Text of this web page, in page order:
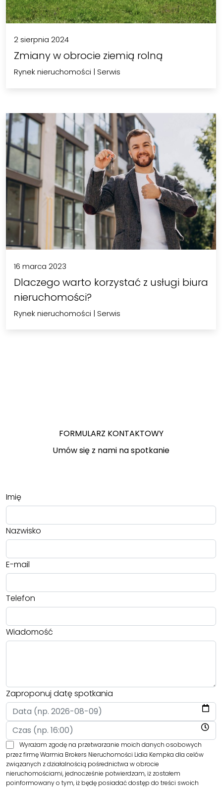
2 sierpnia 2024
Zmiany w obrocie ziemią rolną
Rynek nieruchomości | Serwis
16 marca 2023
Dlaczego warto korzystać z usługi biura
nieruchomości?
Rynek nieruchomości | Serwis
FORMULARZ KONTAKTOWY
Umów się z nami na spotkanie
Imię
Nazwisko
E-mail
Telefon
Wiadomość
Zaproponuj datę spotkania
Wyrażam zgodę na przetwarzanie moich danych osobowych
przez firmę Warmia Brokers Nieruchomości Lidia Kempka dla celów
związanych z działalnością pośrednictwa w obrocie
nieruchomościami, jednocześnie potwierdzam, iż zostałem
poinformowany o tym, iż będę posiadać dostęp do treści swoich